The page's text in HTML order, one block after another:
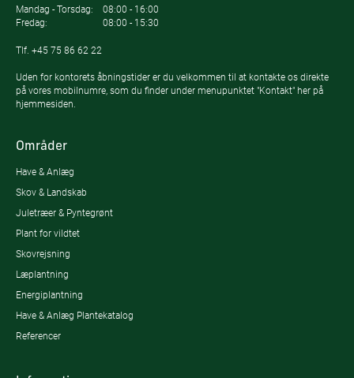
Mandag - Torsdag:
08:00 - 16:00
Fredag:
08:00 - 15:30
Tlf. +45 75 86 62 22
Uden for kontorets åbningstider er du velkommen til at kontakte os direkte
på vores mobilnumre, som du finder under menupunktet "Kontakt" her på
hjemmesiden.
Områder
Have & Anlæg
Skov & Landskab
Juletræer & Pyntegrønt
Plant for vildtet
Skovrejsning
Læplantning
Energiplantning
Have & Anlæg Plantekatalog
Referencer